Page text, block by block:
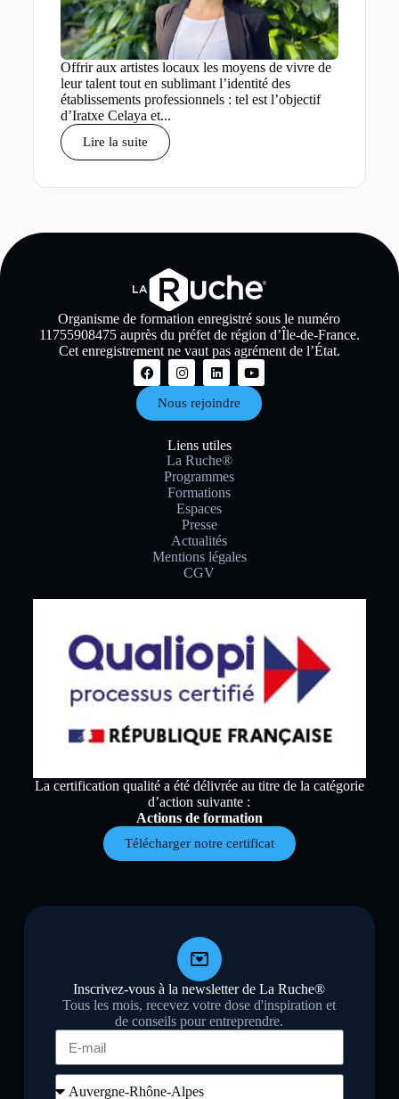
Offrir aux artistes locaux les moyens de vivre de
leur talent tout en sublimant l’identité des
établissements professionnels : tel est l’objectif
d’Iratxe Celaya et...
Lire la suite
Organisme de formation enregistré sous le numéro
11755908475 auprès du préfet de région d’Île-de-France.
Cet enregistrement ne vaut pas agrément de l’État.
Nous rejoindre
Liens utiles
La Ruche®
Programmes
Formations
Espaces
Presse
Actualités
Mentions légales
CGV
La certification qualité a été délivrée au titre de la catégorie
d’action suivante :
Actions de formation
Télécharger notre certificat
Inscrivez-vous à la newsletter de La Ruche®
Tous les mois, recevez votre dose d'inspiration et
de conseils pour entreprendre.